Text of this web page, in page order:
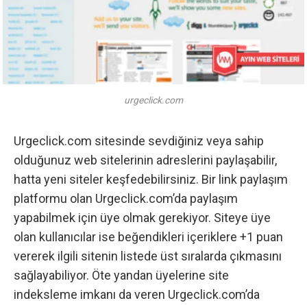
urgeclick.com
Urgeclick.com sitesinde sevdiğiniz veya sahip
olduğunuz web sitelerinin adreslerini paylaşabilir,
hatta yeni siteler keşfedebilirsiniz. Bir link paylaşım
platformu olan Urgeclick.com’da paylaşım
yapabilmek için üye olmak gerekiyor. Siteye üye
olan kullanıcılar ise beğendikleri içeriklere +1 puan
vererek ilgili sitenin listede üst sıralarda çıkmasını
sağlayabiliyor. Öte yandan üyelerine site
indeksleme imkanı da veren Urgeclick.com’da